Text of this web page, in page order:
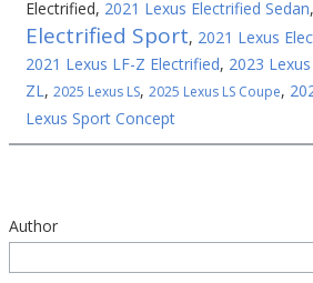
Electrified, 2021 Lexus Electrified Sedan,
Electrified Sport, 2021 Lexus
2021 Lexus LF-Z Electrified, 2023
ZL, 2025 Lexus LS, 2025 Lexus LS Coupe,
Lexus Sport Concept
Author